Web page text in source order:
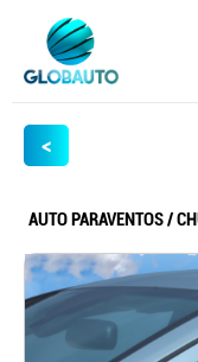
<
AUTO PARAVENTOS /